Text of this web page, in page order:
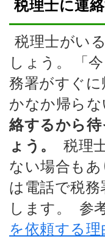
税理士がい
しょう。
「
務署がすぐ
かなか帰ら
絡するから
ょう。
税理
ない場合も
は電話で税
します。
参
を依頼する理